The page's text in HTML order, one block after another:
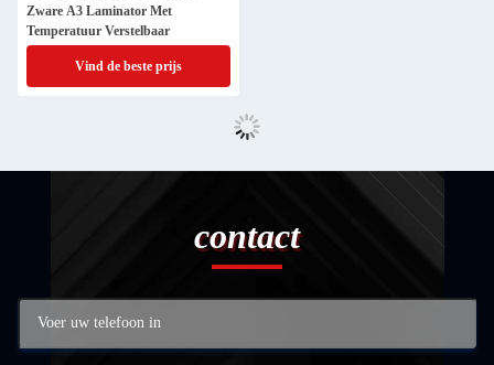
Zware A3 Laminator Met
Temperatuur Verstelbaar
Vind de beste prijs
contact